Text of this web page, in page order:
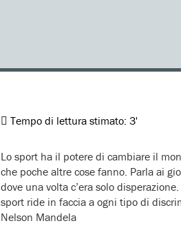
Tempo di lettura stimato: 3'
Lo sport ha il potere di cambiare il
che poche altre cose fanno. Parla ai
dove una volta c’era solo
sport ride in faccia a ogni tipo di
Nelson Mandela